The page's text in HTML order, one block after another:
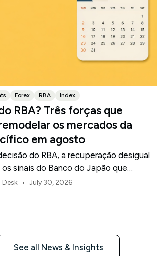
Forex RBA Index
RBA? Três forças que
os mercados da
em agosto
do RBA, a recuperação desigual
os sinais do Banco do Japão que
as moedas e o risco regional
• July 30, 2026
See all News & Insights